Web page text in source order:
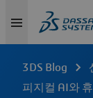
3DS Blog
피지컬 AI와